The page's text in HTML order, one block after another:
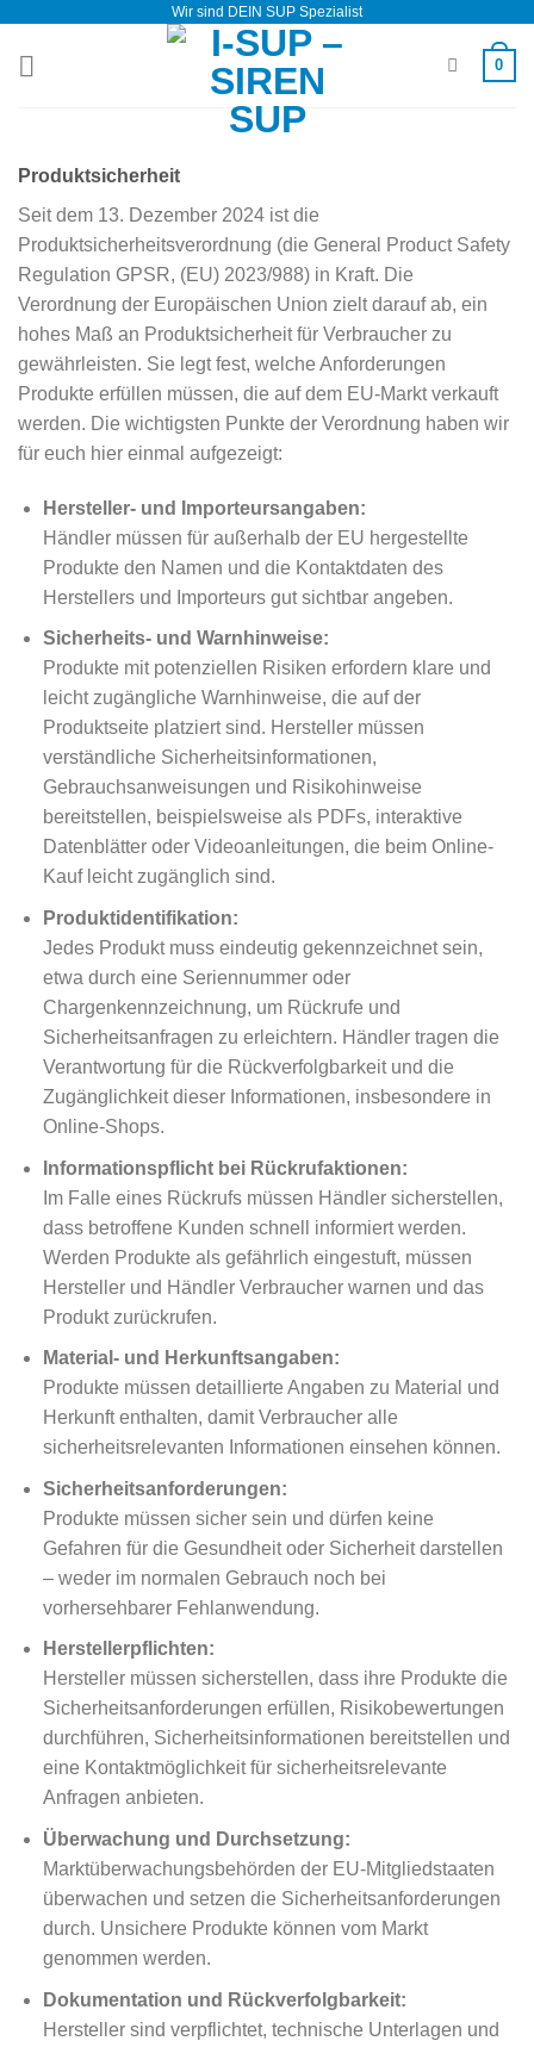
springen
Wir sind DEIN SUP Spezialist
0
Produktsicherheit
Seit dem 13. Dezember 2024 ist die
Produktsicherheitsverordnung (die General Product Safety
Regulation GPSR, (EU) 2023/988) in Kraft. Die
Verordnung der Europäischen Union zielt darauf ab, ein
hohes Maß an Produktsicherheit für Verbraucher zu
gewährleisten. Sie legt fest, welche Anforderungen
Produkte erfüllen müssen, die auf dem EU-Markt verkauft
werden. Die wichtigsten Punkte der Verordnung haben wir
für euch hier einmal aufgezeigt:
Hersteller- und Importeursangaben:
Händler müssen für außerhalb der EU hergestellte
Produkte den Namen und die Kontaktdaten des
Herstellers und Importeurs gut sichtbar angeben.
Sicherheits- und Warnhinweise:
Produkte mit potenziellen Risiken erfordern klare und
leicht zugängliche Warnhinweise, die auf der
Produktseite platziert sind. Hersteller müssen
verständliche Sicherheitsinformationen,
Gebrauchsanweisungen und Risikohinweise
bereitstellen, beispielsweise als PDFs, interaktive
Datenblätter oder Videoanleitungen, die beim Online-
Kauf leicht zugänglich sind.
Produktidentifikation:
Jedes Produkt muss eindeutig gekennzeichnet sein,
etwa durch eine Seriennummer oder
Chargenkennzeichnung, um Rückrufe und
Sicherheitsanfragen zu erleichtern. Händler tragen die
Verantwortung für die Rückverfolgbarkeit und die
Zugänglichkeit dieser Informationen, insbesondere in
Online-Shops.
Informationspflicht bei Rückrufaktionen:
Im Falle eines Rückrufs müssen Händler sicherstellen,
dass betroffene Kunden schnell informiert werden.
Werden Produkte als gefährlich eingestuft, müssen
Hersteller und Händler Verbraucher warnen und das
Produkt zurückrufen.
Material- und Herkunftsangaben:
Produkte müssen detaillierte Angaben zu Material und
Herkunft enthalten, damit Verbraucher alle
sicherheitsrelevanten Informationen einsehen können.
Sicherheitsanforderungen:
Produkte müssen sicher sein und dürfen keine
Gefahren für die Gesundheit oder Sicherheit darstellen
– weder im normalen Gebrauch noch bei
vorhersehbarer Fehlanwendung.
Herstellerpflichten:
Hersteller müssen sicherstellen, dass ihre Produkte die
Sicherheitsanforderungen erfüllen, Risikobewertungen
durchführen, Sicherheitsinformationen bereitstellen und
eine Kontaktmöglichkeit für sicherheitsrelevante
Anfragen anbieten.
Überwachung und Durchsetzung:
Marktüberwachungsbehörden der EU-Mitgliedstaaten
überwachen und setzen die Sicherheitsanforderungen
durch. Unsichere Produkte können vom Markt
genommen werden.
Dokumentation und Rückverfolgbarkeit:
Hersteller sind verpflichtet, technische Unterlagen und